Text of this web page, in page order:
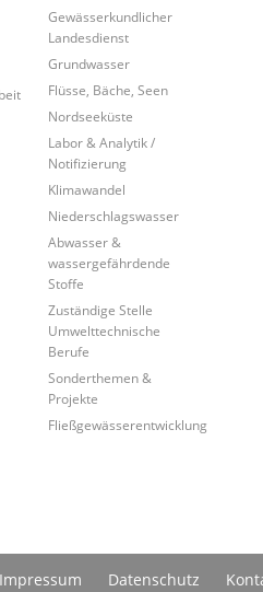
Gewässerkundlicher
Landesdienst
Grundwasser
Flüsse, Bäche, Seen
Nordseeküste
Labor & Analytik /
Notifizierung
Klimawandel
Niederschlagswasser
Abwasser &
wassergefährdende
Stoffe
Zuständige Stelle
Umwelttechnische
Berufe
Sonderthemen &
Projekte
Fließgewässerentwicklung
Impressum Datenschutz